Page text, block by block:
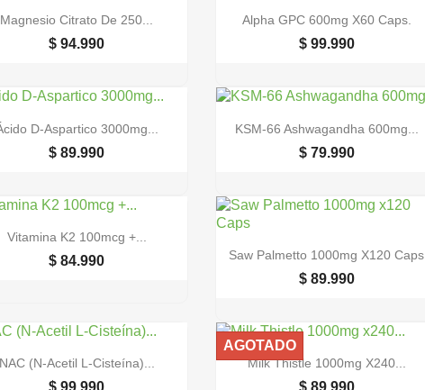
 Vista rápida
Magnesio Citrato De 250...
$ 94.990
 Vista rápida
Alpha GPC 600mg X60 Caps.
$ 99.990
 Vista rápida
D-Aspartico 3000mg...
$ 89.990
 Vista rápida
KSM-66 Ashwagandha 600mg...
$ 79.990
 Vista rápida
Vitamina K2 100mcg +...
$ 84.990  Vista rápida
Saw Palmetto 1000mg X120 Caps
$ 89.990
 Vista rápida
(N-Acetil L-Cisteína)...  Vista rápida
Milk Thistle 1000mg X240...
AGOTADO